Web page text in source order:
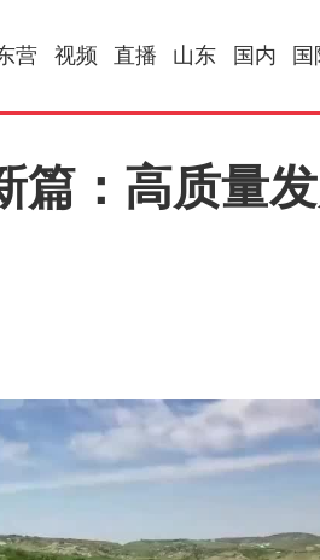
营 视频 直播 山东 国内 国
篇：高质量